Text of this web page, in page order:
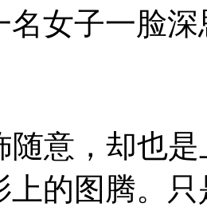
名女子一脸
意，却也是
上的图腾。